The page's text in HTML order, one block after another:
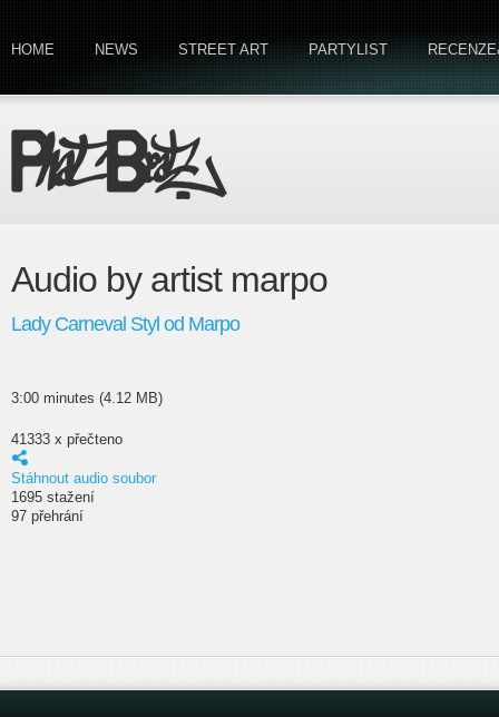
HOME NEWS STREET ART PARTYLIST
Audio by artist marpo
Lady Carneval Styl od Marpo
3:00 minutes (4.12 MB)
41333 x přečteno
Stáhnout audio soubor
1695 stažení
97 přehrání